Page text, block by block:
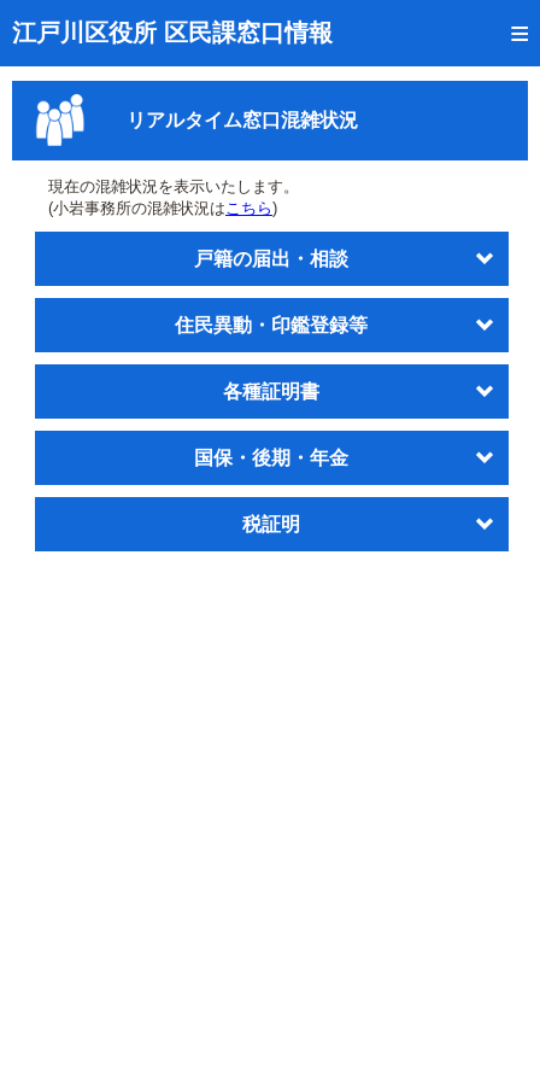
江戸川区役所 区民課窓口情報
トップページ
受付番号の呼出状況確認
証明書の交付状況確認
呼出状況のメール通知登録
事前予約の確認・取消
本サイトのご利用案内
リアルタイム窓口混雑状況
現在の混雑状況を表示いたします。
(小岩事務所の混雑状況はこちら)
戸籍の届出・相談
住民異動・印鑑登録等
各種証明書
国保・後期・年金
税証明